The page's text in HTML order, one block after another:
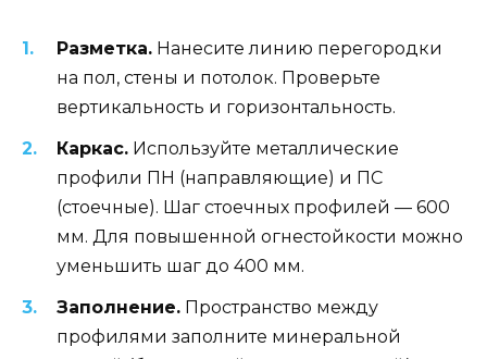
Разметка. Нанесите линию перегородки
на пол, стены и потолок. Проверьте
вертикальность и горизонтальность.
Каркас. Используйте металлические
профили ПН (направляющие) и ПС
(стоечные). Шаг стоечных профилей — 600
мм. Для повышенной огнестойкости можно
уменьшить шаг до 400 мм.
Заполнение. Пространство между
профилями заполните минеральной